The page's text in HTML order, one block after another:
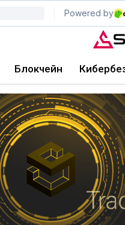
Блокчейн